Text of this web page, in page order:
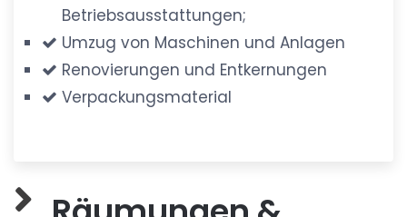
Betriebsausstattungen;
Umzug von Maschinen und Anlagen
Renovierungen und Entkernungen
Verpackungsmaterial